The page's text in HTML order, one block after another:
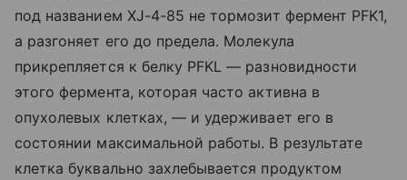
под названием XJ-4-85 не тормозит фермент PFK1,
а разгоняет его до предела. Молекула
прикрепляется к белку PFKL — разновидности
этого фермента, которая часто активна в
опухолевых клетках, — и удерживает его в
состоянии максимальной работы. В результате
клетка буквально захлебывается продуктом